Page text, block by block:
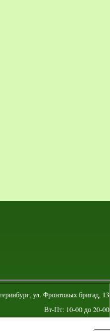
ул. Фронтовых бригад, 13
Вт-Пт: 10-00 до 20-00